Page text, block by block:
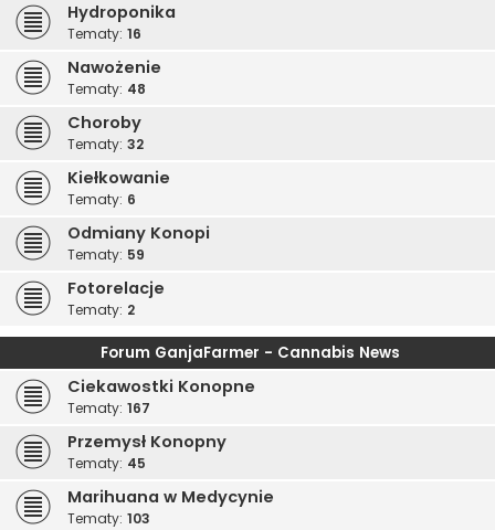
Hydroponika
Tematy: 16
Nawożenie
Tematy: 48
Choroby
Tematy: 32
Kiełkowanie
Tematy: 6
Odmiany Konopi
Tematy: 59
Fotorelacje
Tematy: 2
Forum GanjaFarmer - Cannabis News
Ciekawostki Konopne
Tematy: 167
Przemysł Konopny
Tematy: 45
Marihuana w Medycynie
Tematy: 103